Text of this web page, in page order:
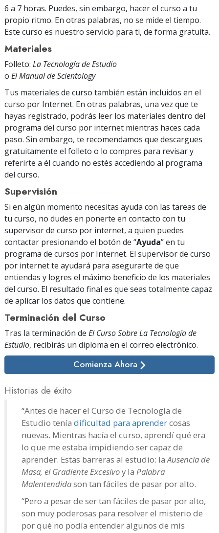
6 a 7 horas. Puedes, sin embargo, hacer el curso a tu
propio ritmo. En otras palabras, no se mide el tiempo.
Este curso es nuestro servicio para ti, de forma gratuita.
Materiales
Folleto: La Tecnología de Estudio
o El Manual de Scientology
Tus materiales de curso también están incluidos en el
curso por Internet. En otras palabras, una vez que te
hayas registrado, podrás leer los materiales dentro del
programa del curso por internet mientras haces cada
paso. Sin embargo, te recomendamos que descargues
gratuitamente el folleto o lo compres para revisar y
referirte a él cuando no estés accediendo al programa
del curso.
Supervisión
Si en algún momento necesitas ayuda con las tareas de
tu curso, no dudes en ponerte en contacto con tu
supervisor de curso por internet, a quien puedes
contactar presionando el botón de “Ayuda” en tu
programa de cursos por Internet. El supervisor de curso
por internet te ayudará para asegurarte de que
entiendas y logres el máximo beneficio de los materiales
del curso. El resultado final es que seas totalmente capaz
de aplicar los datos que contiene.
Terminación del Curso
Tras la terminación de El Curso Sobre La Tecnología de
Estudio, recibirás un diploma en el correo electrónico.
Comienza Ahora
Historias de éxito
“Antes de hacer el Curso de Tecnología de
Estudio tenía dificultad para aprendercosas
nuevas. Mientras hacía el curso, aprendí qué era
lo que me estaba impidiendo ser capaz de
aprender. Estas barreras al estudio: laAusencia de
Masa, el Gradiente Excesivoy la Palabra
Malentendidason tan fáciles de pasar por alto.
“Pero a pesar de ser tan fáciles de pasar por alto,
son muy poderosas para resolver el misterio de
por qué no podía entender algunos de mis